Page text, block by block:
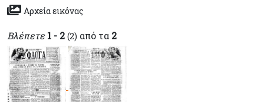
Αρχεία εικόνας
Βλέπετε 1 - 2 (2) από τα 2